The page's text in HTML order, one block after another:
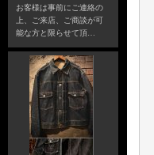
お客様は事前にご連絡の
上、ご来店、ご商談が可
能な方と限らせて頂…